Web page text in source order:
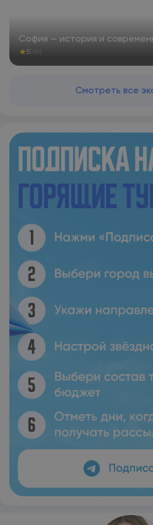
София — история и
★5 (49)
Смотреть все